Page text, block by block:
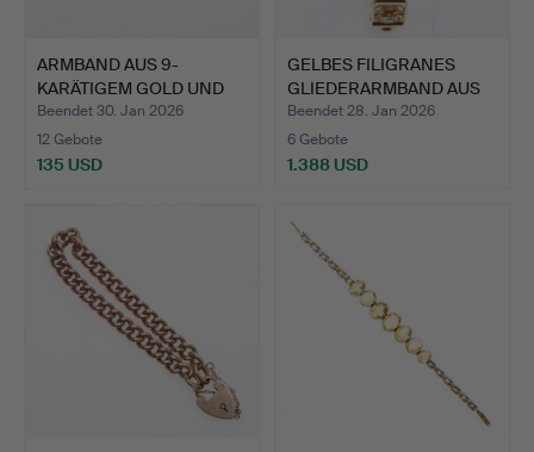
ARMBAND AUS 9-
KARÄTIGEM GOLD UND
TOPAS, SE…
Beendet 30. Jan 2026
12 Gebote
135 USD
GELBES FILIGRANES
GLIEDERARMBAND AUS
METAL…
Beendet 28. Jan 2026
6 Gebote
1.388 USD